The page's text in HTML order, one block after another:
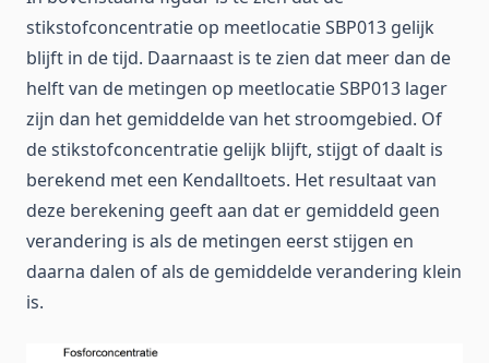
stikstofconcentratie op meetlocatie SBP013 gelijk
blijft in de tijd. Daarnaast is te zien dat meer dan de
helft van de metingen op meetlocatie SBP013 lager
zijn dan het gemiddelde van het stroomgebied. Of
de stikstofconcentratie gelijk blijft, stijgt of daalt is
berekend met een Kendalltoets. Het resultaat van
deze berekening geeft aan dat er gemiddeld geen
verandering is als de metingen eerst stijgen en
daarna dalen of als de gemiddelde verandering klein
is.